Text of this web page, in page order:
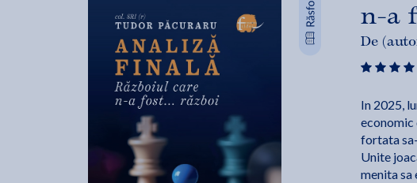
n-a
De
In 2025,
economic
fortata
Unite
menita sa